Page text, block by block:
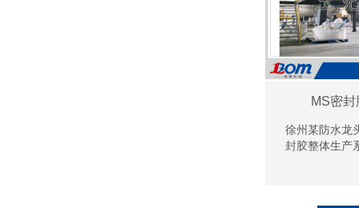
MS密
徐州某防水龙
封胶整体生产